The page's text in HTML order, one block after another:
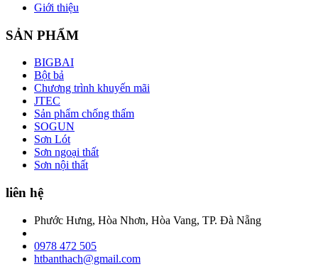
Giới thiệu
SẢN PHẨM
BIGBAI
Bột bả
Chương trình khuyến mãi
JTEC
Sản phẩm chống thấm
SOGUN
Sơn Lót
Sơn ngoại thất
Sơn nội thất
liên hệ
Phước Hưng, Hòa Nhơn, Hòa Vang, TP. Đà Nẵng
0978 472 505
htbanthach@gmail.com